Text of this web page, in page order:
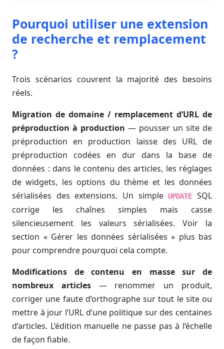
Pourquoi utiliser une extension
de recherche et remplacement
?
Trois scénarios couvrent la majorité des besoins
réels.
Migration de domaine / remplacement d’URL de
préproduction à production — pousser un site de
préproduction en production laisse des URL de
préproduction codées en dur dans la base de
données : dans le contenu des articles, les réglages
de widgets, les options du thème et les données
sérialisées des extensions. Un simple
UPDATE
SQL
corrige les chaînes simples mais casse
silencieusement les valeurs sérialisées. Voir la
section « Gérer les données sérialisées » plus bas
pour comprendre pourquoi cela compte.
Modifications de contenu en masse sur de
nombreux articles— renommer un produit,
corriger une faute d’orthographe sur tout le site ou
mettre à jour l’URL d’une politique sur des centaines
d’articles. L’édition manuelle ne passe pas à l’échelle
de façon fiable.